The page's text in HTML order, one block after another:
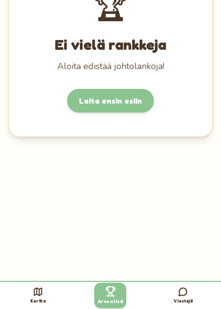
Ei vielä rankkeja
Aloita edistää johtolankoja!
Laita ensin esiin
Kartta Arvonlisä Viestejä